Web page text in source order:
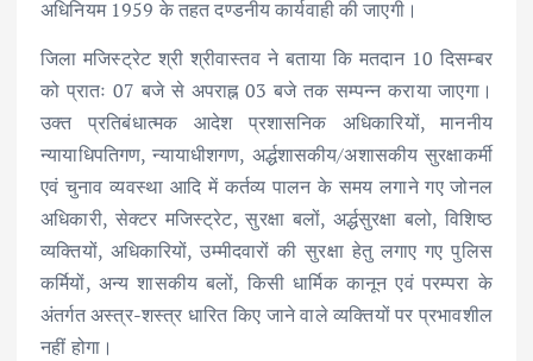
अधिनियम 1959 के तहत दण्डनीय कार्यवाही की जाएगी।
जिला मजिस्ट्रेट श्री श्रीवास्तव ने बताया कि मतदान 10 दिसम्बर
को प्रातः 07 बजे से अपराह्न 03 बजे तक सम्पन्न कराया जाएगा।
उक्त प्रतिबंधात्मक आदेश प्रशासनिक अधिकारियों, माननीय
न्यायाधिपतिगण, न्यायाधीशगण, अर्द्धशासकीय/अशासकीय सुरक्षाकर्मी
एवं चुनाव व्यवस्था आदि में कर्तव्य पालन के समय लगाने गए जोनल
अधिकारी, सेक्टर मजिस्ट्रेट, सुरक्षा बलों, अर्द्धसुरक्षा बलो, विशिष्ठ
व्यक्तियों, अधिकारियों, उम्मीदवारों की सुरक्षा हेतु लगाए गए पुलिस
कर्मियों, अन्य शासकीय बलों, किसी धार्मिक कानून एवं परम्परा के
अंतर्गत अस्त्र-शस्त्र धारित किए जाने वाले व्यक्तियों पर प्रभावशील
नहीं होगा।